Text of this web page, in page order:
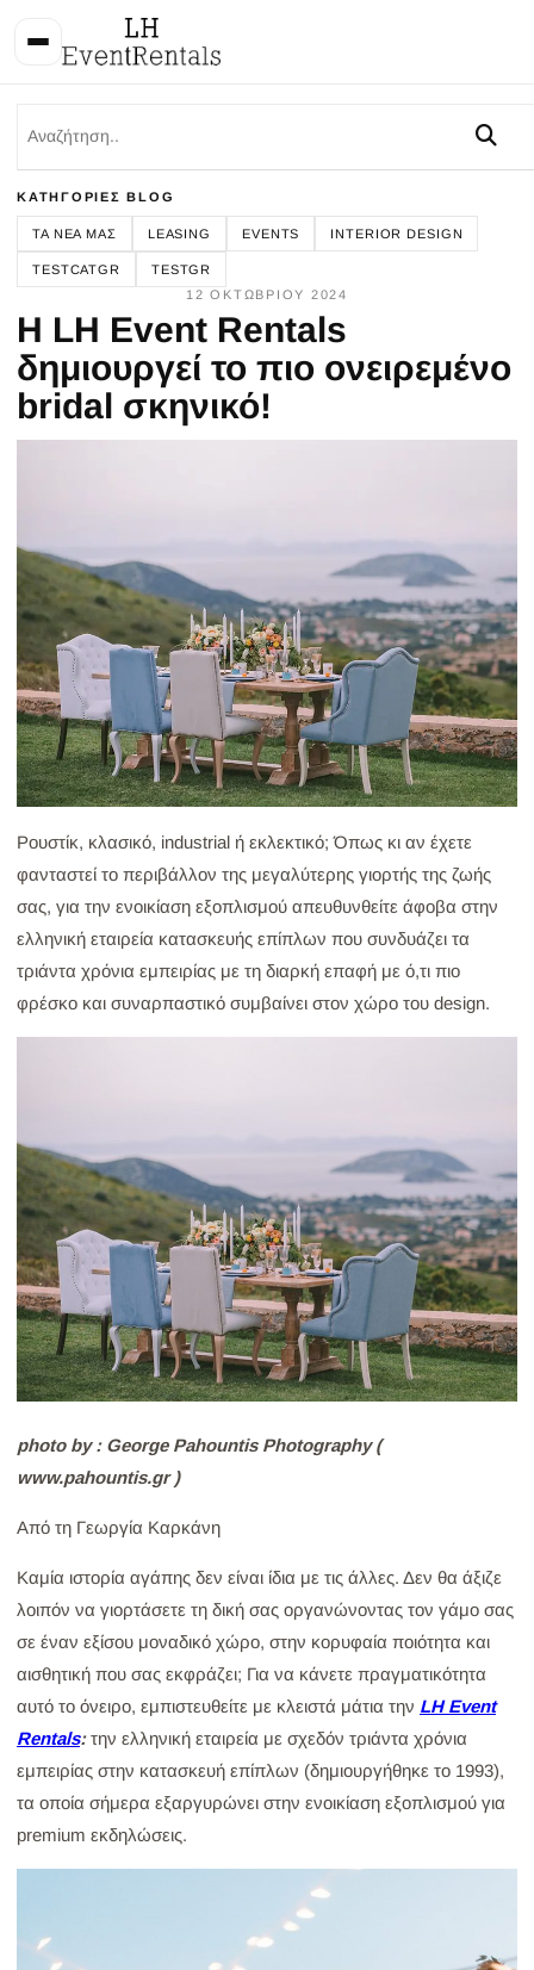
12 ΟΚΤΩΒΡΊΟΥ 2024
H LH Event Rentals
δημιουργεί το πιο ονειρεμένο
bridal σκηνικό!
Ρουστίκ, κλασικό, industrial ή εκλεκτικό; Όπως κι αν έχετε
φανταστεί το περιβάλλον της μεγαλύτερης γιορτής της ζωής
σας, για την ενοικίαση εξοπλισμού απευθυνθείτε άφοβα στην
ελληνική εταιρεία κατασκευής επίπλων που συνδυάζει τα
τριάντα χρόνια εμπειρίας με τη διαρκή επαφή με ό,τι πιο
φρέσκο και συναρπαστικό συμβαίνει στον χώρο του design.
photo by : George Pahountis Photography (
www.pahountis.gr )
Από τη Γεωργία Καρκάνη
Καμία ιστορία αγάπης δεν είναι ίδια με τις άλλες. Δεν θα άξιζε
λοιπόν να γιορτάσετε τη δική σας οργανώνοντας τον γάμο σας
σε έναν εξίσου μοναδικό χώρο, στην κορυφαία ποιότητα και
αισθητική που σας εκφράζει; Για να κάνετε πραγματικότητα
αυτό το όνειρο, εμπιστευθείτε με κλειστά μάτια την LH Event
Rentals:την ελληνική εταιρεία με σχεδόν τριάντα χρόνια
εμπειρίας στην κατασκευή επίπλων (δημιουργήθηκε το 1993),
τα οποία σήμερα εξαργυρώνει στην ενοικίαση εξοπλισμού για
premium εκδηλώσεις.
ΚΑΤΗΓΟΡΊΕΣ BLOG
ΤΑ ΝΈΑ ΜΑΣ LEASING EVENTS INTERIOR DESIGN
TESTCATGR TESTGR